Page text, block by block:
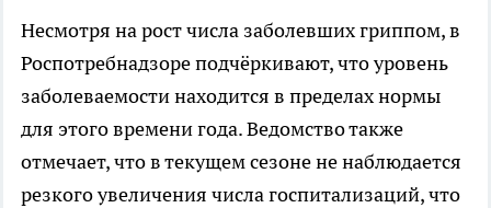
Несмотря на рост числа заболевших гриппом, в
Роспотребнадзоре подчёркивают, что уровень
заболеваемости находится в пределах нормы
для этого времени года. Ведомство также
отмечает, что в текущем сезоне не наблюдается
резкого увеличения числа госпитализаций, что